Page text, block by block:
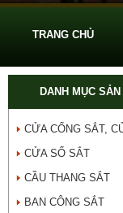
TRANG CHỦ
DANH MỤC SẢN
CỬA CỔNG SẮT,
CỬA SỔ SẮT
CẦU THANG SẮT
BAN CÔNG SẮT